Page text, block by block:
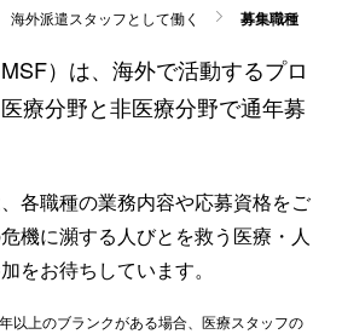
海外派遣スタッフとして働く 募集職種
）は、海外で活動するプロ
療分野と非医療分野で通年募
各職種の業務内容や応募資格をご
機に瀕する人びとを救う医療・人
をお待ちしています。
以上のブランクがある場合、医療スタッフの